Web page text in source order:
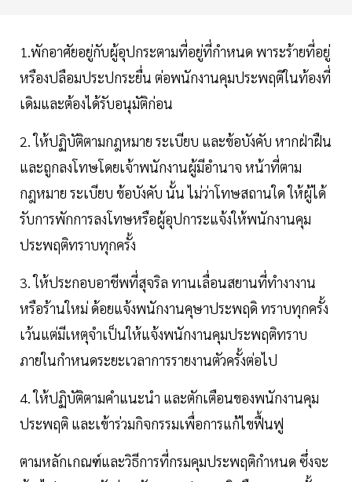
1.พักอาศัยอยู่กับผู้อุปกระตามที่อยู่ที่กำหนด พาระร้ายที่อยู่
หรืองปลือมประปกระยื่น ต่อพนักงานคุมประพฤติในท้องที่
เดิมและต้องได้รับอนุมัติก่อน
2. ให้ปฏิบัติตามกฎหมาย ระเบียบ และข้อบังคับ หากฝ่าฝืน
และถูกลงโทษโดยเจ้าพนักงานผู้มีอำนาจ หน้าที่ตาม
กฎหมาย ระเบียบ ข้อบังคับ นั้น ไม่ว่าโทษสถานใด ให้ผู้ได้
รับการพักการลงโทษหรือผู้อุปการะแจ้งให้พนักงานคุม
ประพฤติทราบทุกครั้ง
3. ให้ประกอบอาชีพที่สุจริล ทานเลื่อนสยานที่ทำงางาน
หรือร้านใหม่ ด้อยแจ้งพนักงานคุษาประพฤดิ ทราบทุกครั้ง
เว้นแต่มีเหตุจำเป็นให้แจ้งพนักงานคุมประพฤติทราบ
ภายในกำหนดระยะเวลาการรายงานตัวครั้งต่อไป
4. ให้ปฏิบัติตามคำแนะนำ และตักเตือนของพนักงานคุม
ประพฤติ และเข้าร่วมกิจกรรมเพื่อการแก้ไขฟื้นฟู
ตามหลักเกณฑ์และวิธีการที่กรมคุมประพฤติกำหนด ซึ่งจะ